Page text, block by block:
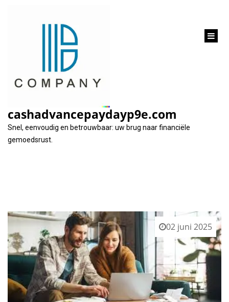
cashadvancepaydayp9e.com
Snel, eenvoudig en betrouwbaar: uw brug naar financiële
gemoedsrust.
Categorie:
02 juni 2025